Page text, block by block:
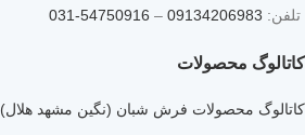
تلفن: 09134206983
–
54750916-031
کاتالوگ محصولات
کاتالوگ محصولات فرش شبان (نگین مشهد هلال)